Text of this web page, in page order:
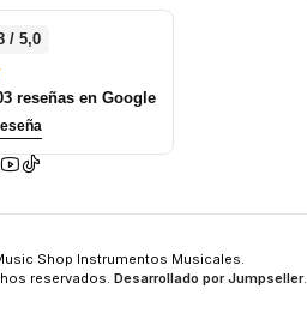
/ 5,0
reseñas en Google
Shop Instrumentos Musicales.
reservados. Desarrollado por Jumpseller.